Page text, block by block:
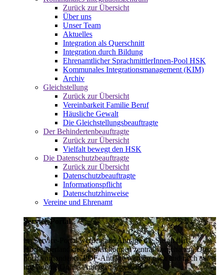
Zurück zur Übersicht
Über uns
Unser Team
Aktuelles
Integration als Querschnitt
Integration durch Bildung
Ehrenamtlicher SprachmittlerInnen-Pool HSK
Kommunales Integrationsmanagement (KIM)
Archiv
Gleichstellung
Zurück zur Übersicht
Vereinbarkeit Familie Beruf
Häusliche Gewalt
Die Gleichstellungsbeauftragte
Der Behindertenbeauftragte
Zurück zur Übersicht
Vielfalt bewegt den HSK
Die Datenschutzbeauftragte
Zurück zur Übersicht
Datenschutzbeauftragte
Informationspflicht
Datenschutzhinweise
Vereine und Ehrenamt
Service-Portal
Im Service-Portal werden alle Anträge die Sie an den
Hochsauerlandkreis stellen können zentral vorgehalten. Die
noch vorhandenen PDF-Anträge werden nach und nach auf
intelligente Online-Anträge umgestellt.